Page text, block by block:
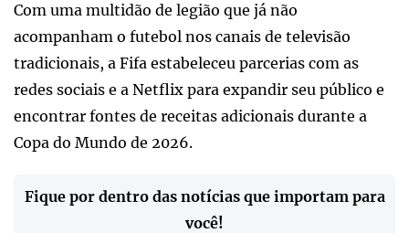
Com uma multidão de legião que já não
acompanham o futebol nos canais de televisão
tradicionais, a Fifa estabeleceu parcerias com as
redes sociais e a Netflix para expandir seu público e
encontrar fontes de receitas adicionais durante a
Copa do Mundo de 2026.
Fique por dentro das notícias que importam para
você!